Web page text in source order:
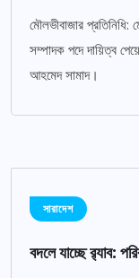
মৌলভীবাজার প্রতিনিধি:
সম্পাদক পদে দায়িত্ব
আহমেদ সামাদ।
সারাদেশ
বদলে যাচ্ছে র‌্যাব: